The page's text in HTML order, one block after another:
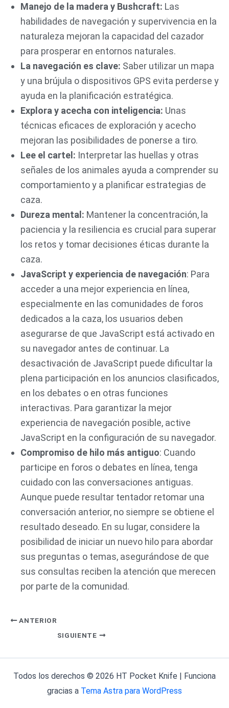
Manejo de la madera y Bushcraft: Las
habilidades de navegación y supervivencia en la
naturaleza mejoran la capacidad del cazador
para prosperar en entornos naturales.
La navegación es clave: Saber utilizar un mapa
y una brújula o dispositivos GPS evita perderse y
ayuda en la planificación estratégica.
Explora y acecha con inteligencia: Unas
técnicas eficaces de exploración y acecho
mejoran las posibilidades de ponerse a tiro.
Lee el cartel: Interpretar las huellas y otras
señales de los animales ayuda a comprender su
comportamiento y a planificar estrategias de
caza.
Dureza mental: Mantener la concentración, la
paciencia y la resiliencia es crucial para superar
los retos y tomar decisiones éticas durante la
caza.
JavaScript y experiencia de navegación: Para
acceder a una mejor experiencia en línea,
especialmente en las comunidades de foros
dedicados a la caza, los usuarios deben
asegurarse de que JavaScript está activado en
su navegador antes de continuar. La
desactivación de JavaScript puede dificultar la
plena participación en los anuncios clasificados,
en los debates o en otras funciones
interactivas. Para garantizar la mejor
experiencia de navegación posible, active
JavaScript en la configuración de su navegador.
Compromiso de hilo más antiguo: Cuando
participe en foros o debates en línea, tenga
cuidado con las conversaciones antiguas.
Aunque puede resultar tentador retomar una
conversación anterior, no siempre se obtiene el
resultado deseado. En su lugar, considere la
posibilidad de iniciar un nuevo hilo para abordar
sus preguntas o temas, asegurándose de que
sus consultas reciben la atención que merecen
por parte de la comunidad.
ANTERIOR
SIGUIENTE
Todos los derechos © 2026 HT Pocket Knife | Funciona
gracias a Tema Astra para WordPress